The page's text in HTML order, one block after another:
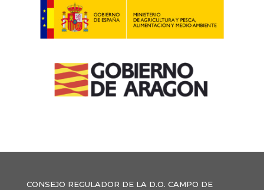
CONSEJO REGULADOR DE LA D.O. CAMPO DE